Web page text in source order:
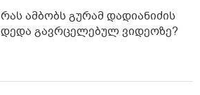
რას ამბობს გურამ დადიანიძის
დედა გავრცელებულ ვიდეოზე?